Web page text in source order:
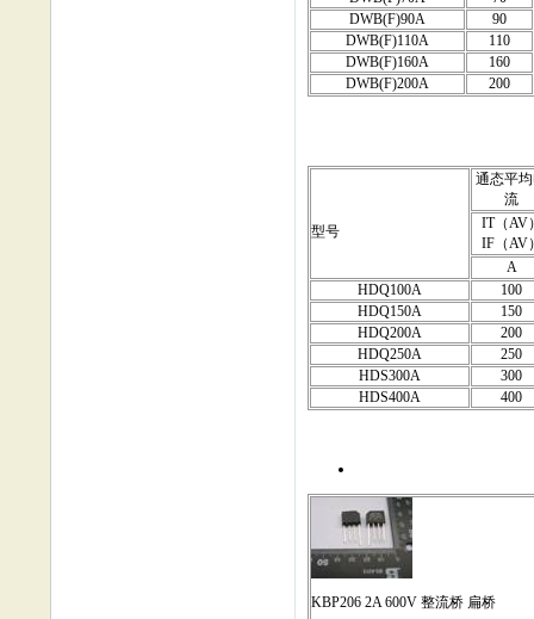
DWB(F)90A
90
DWB(F)110A
110
DWB(F)160A
160
DWB(F)200A
200
型号
通态平
流
IT（AV
IF（AV
A
HDQ100A
100
HDQ150A
150
HDQ200A
200
HDQ250A
250
HDS300A
300
HDS400A
400
KBP206 2A 600V 整流桥 扁桥